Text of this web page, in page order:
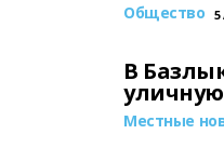
Общество 5
В
Местные